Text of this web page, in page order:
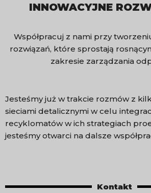
INNOWACYJNE
Współpracuj z nami przy
rozwiązań, które sprostają
zakresie zarządzania
Jesteśmy już w trakcie rozmów z
sieciami detalicznymi w celu
recyklomatów w ich strategiach
jesteśmy otwarci na dalsze
Kontakt